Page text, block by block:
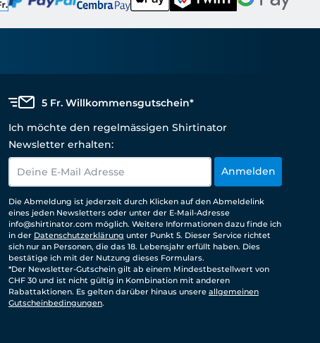
5 Fr. Willkommensgutschein*
Ich möchte den regelmässigen Shirtinator
Newsletter erhalten:
Anmelden
Die Abmeldung ist jederzeit durch Klicken auf den Abmeldelink
eines jeden Newsletters oder unter der E-Mail-Adresse
info@shirtinator.com möglich. Weitere Informationen dazu finde ich
in der Datenschutzerklärung unter Punkt 5. Dieser Service richtet
sich nur an Personen, die das 18. Lebensjahr erfüllt haben. Dies
bestätige ich mit der Nutzung dieses Formulars.
*Der Newsletter-Gutschein gilt ab einem Mindestbestellwert von
CHF 30 und ist nicht gültig in Kombination mit anderen
Rabattaktionen. Es gelten darüber hinaus unsere allgemeinen
Gutscheinbedingungen.